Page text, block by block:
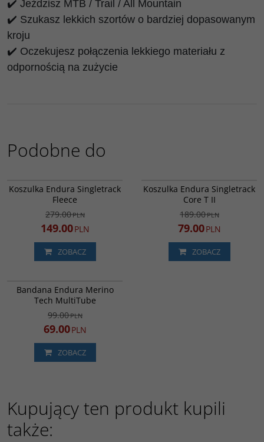
✔️ Jeździsz MTB / Trail / All Mountain
✔️ Szukasz lekkich szortów o bardziej dopasowanym
kroju
✔️ Oczekujesz połączenia lekkiego materiału z
odpornością na zużycie
Podobne do
PROMOCJA
Koszulka Endura Singletrack
Fleece
279.00PLN
149.00PLN
ZOBACZ
PROMOCJA
Koszulka Endura Singletrack
Core T II
189.00PLN
79.00PLN
ZOBACZ
PROMOCJA
Bandana Endura Merino
Tech MultiTube
99.00PLN
69.00PLN
ZOBACZ
Kupujący ten produkt kupili
także: